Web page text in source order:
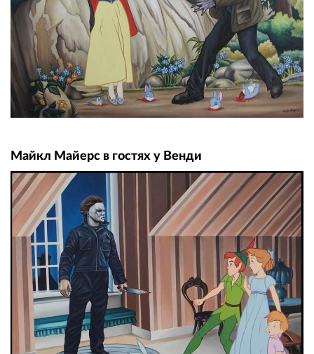
Майкл Майерс в гостях у Венди